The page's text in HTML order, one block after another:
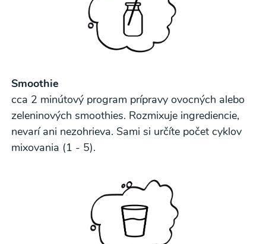
Smoothie
cca 2 minútový program prípravy ovocných alebo
zeleninových smoothies. Rozmixuje ingrediencie,
nevarí ani nezohrieva. Sami si určíte počet cyklov
mixovania (1 - 5).